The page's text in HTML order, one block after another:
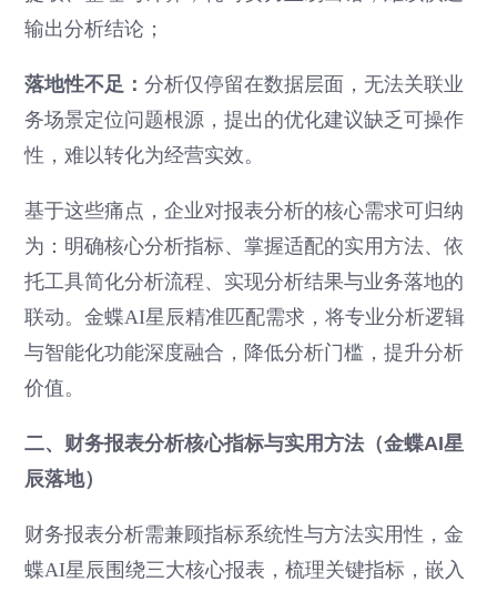
输出分析结论；
落地性不足：分析仅停留在数据层面，无法关联业
务场景定位问题根源，提出的优化建议缺乏可操作
性，难以转化为经营实效。
基于这些痛点，企业对报表分析的核心需求可归纳
为：明确核心分析指标、掌握适配的实用方法、依
托工具简化分析流程、实现分析结果与业务落地的
联动。金蝶AI星辰精准匹配需求，将专业分析逻辑
与智能化功能深度融合，降低分析门槛，提升分析
价值。
二、财务报表分析核心指标与实用方法（金蝶AI星
辰落地）
财务报表分析需兼顾指标系统性与方法实用性，金
蝶AI星辰围绕三大核心报表，梳理关键指标，嵌入